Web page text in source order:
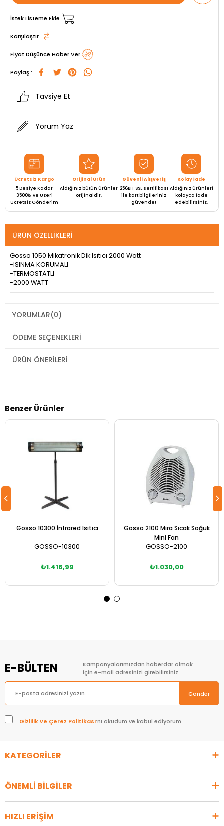
İstek Listeme Ekle
Karşılaştır
Fiyat Düşünce Haber Ver
Paylaş :
Tavsiye Et
Yorum Yaz
Ücretsiz Kargo
5 Desiye Kadar
3500₺ ve Üzeri
Ücretsiz Gönderim
Orijinal Ürün
Aldığınız bütün ürünler
orijinaldir.
Güvenli Alışveriş
256BIT SSL sertifikası
ile kart bilgileriniz
güvende!
Kolay İade
Aldığınız ürünleri
kolayca iade
edebilirsiniz.
ÜRÜN ÖZELLIKLERI
Gosso 1050 Mikatronik Dik Isıtıcı 2000 Watt
-ISINMA KORUMALI
-TERMOSTATLI
-2000 WATT
YORUMLAR(0)
ÖDEME SEÇENEKLERI
ÜRÜN ÖNERILERI
Benzer Ürünler
Gosso 10300 İnfrared Isıtıcı
GOSSO-10300
₺1.416,99
Gosso 2100 Mira Sıcak Soğuk
Mini Fan
GOSSO-2100
₺1.030,00
E-BÜLTEN
Kampanyalarımızdan haberdar olmak
için e-mail adresinizi girebilirsiniz.
Gönder
Gizlilik ve Çerez Politikası’nı okudum ve kabul ediyorum.
KATEGORİLER
ÖNEMLİ BİLGİLER
HIZLI ERİŞİM